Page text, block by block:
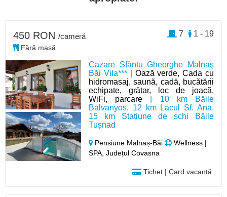
Cazare Sfântu Gheorghe Malnaş
Băi Vila*** | Oază verde, Cada cu
hidromasaj, saună, cadă, bucătării
echipate, grătar, loc de joacă,
WiFi, parcare | 10 km Băile
Balvanyos, 12 km Lacul Sf. Ana,
15 km Stațiune de schi Băile
Tușnad
Pensiune Malnaș-Băi
Wellness |
SPA, Județul Covasna
Tichet | Card vacanță
450 RON /cameră
Fără masă
1 - 19
7